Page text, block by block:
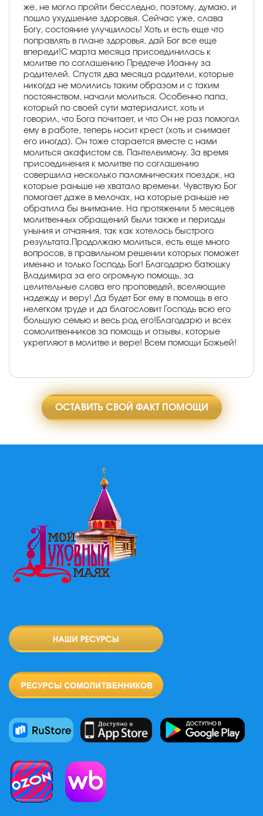
же, не могло пройти бесследно, поэтому, думаю, и
пошло ухудшение здоровья. Сейчас уже, слава
Богу, состояние улучшилось! Хоть и есть еще что
поправлять в плане здоровья, дай Бог все еще
впереди!С марта месяца присоединилась к
молитве по соглашению Предтече Иоанну за
родителей. Спустя два месяца родители, которые
никогда не молились таким образом и с таким
постоянством, начали молиться. Особенно папа,
который по своей сути материалист, хоть и
говорил, что Бога почитает, и что Он не раз помогал
ему в работе, теперь носит крест (хоть и снимает
его иногда). Он тоже старается вместе с нами
молиться акафистом св. Пантелеимону. За время
присоединения к молитве по соглашению
совершила несколько паломнических поездок, на
которые раньше не хватало времени. Чувствую Бог
помогает даже в мелочах, на которые раньше не
обратила бы внимание. На протяжении 5 месяцев
молитвенных обращений были также и периоды
уныния и отчаяния, так как хотелось быстрого
результата.Продолжаю молиться, есть еще много
вопросов, в правильном решении которых поможет
именно и только Господь Бог! Благодарю батюшку
Владимира за его огромную помощь, за
целительные слова его проповедей, вселяющие
надежду и веру! Да будет Бог ему в помощь в его
нелегком труде и да благословит Господь всю его
большую семью и весь род его!Благодарю и всех
сомолитвенников за помощь и отзывы, которые
укрепляют в молитве и вере! Всем помощи Божьей!
ОСТАВИТЬ СВОЙ ФАКТ ПОМОЩИ